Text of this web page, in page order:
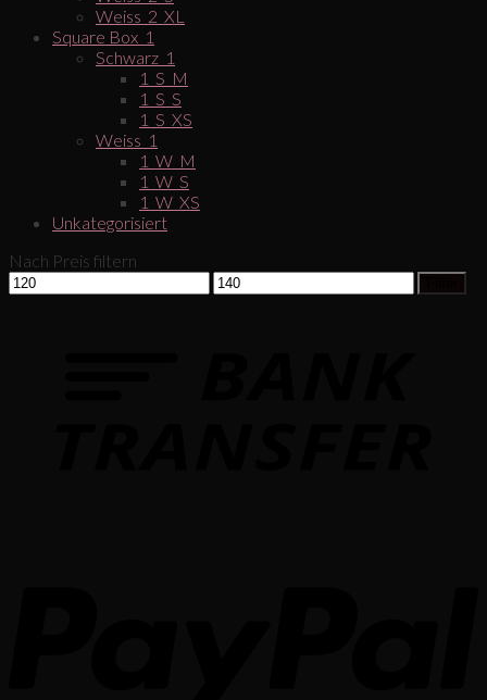
Weiss_2_XL
Square Box_1
Schwarz_1
1_S_M
1_S_S
1_S_XS
Weiss_1
1_W_M
1_W_S
1_W_XS
Unkategorisiert
Nach Preis filtern